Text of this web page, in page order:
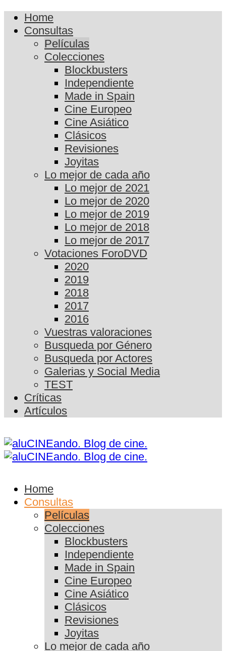
Home
Consultas
Películas
Colecciones
Blockbusters
Independiente
Made in Spain
Cine Europeo
Cine Asiático
Clásicos
Revisiones
Joyitas
Lo mejor de cada año
Lo mejor de 2021
Lo mejor de 2020
Lo mejor de 2019
Lo mejor de 2018
Lo mejor de 2017
Votaciones ForoDVD
2020
2019
2018
2017
2016
Vuestras valoraciones
Busqueda por Género
Busqueda por Actores
Galerias y Social Media
TEST
Críticas
Artículos
Home
Consultas
Películas
Colecciones
Blockbusters
Independiente
Made in Spain
Cine Europeo
Cine Asiático
Clásicos
Revisiones
Joyitas
Lo mejor de cada año